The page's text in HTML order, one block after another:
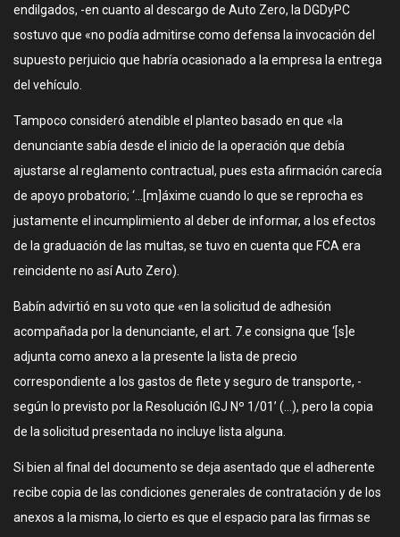
endilgados, -en cuanto al descargo de Auto Zero, la DGDyPC
sostuvo que «no podía admitirse como defensa la invocación del
supuesto perjuicio que habría ocasionado a la empresa la entrega
del vehículo.
Tampoco consideró atendible el planteo basado en que «la
denunciante sabía desde el inicio de la operación que debía
ajustarse al reglamento contractual, pues esta afirmación carecía
de apoyo probatorio; ‘…[m]áxime cuando lo que se reprocha es
justamente el incumplimiento al deber de informar, a los efectos
de la graduación de las multas, se tuvo en cuenta que FCA era
reincidente no así Auto Zero).
Babín advirtió en su voto que «en la solicitud de adhesión
acompañada por la denunciante, el art. 7.e consigna que ‘[s]e
adjunta como anexo a la presente la lista de precio
correspondiente a los gastos de flete y seguro de transporte, -
según lo previsto por la Resolución IGJ Nº 1/01’ (…), pero la copia
de la solicitud presentada no incluye lista alguna.
Si bien al final del documento se deja asentado que el adherente
recibe copia de las condiciones generales de contratación y de los
anexos a la misma, lo cierto es que el espacio para las firmas se